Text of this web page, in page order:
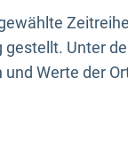
Unter
Werte der